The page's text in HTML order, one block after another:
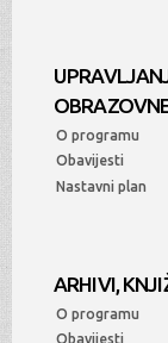
O programu
Obavijesti
Nastavni plan
ARHIVI,
O programu
Obavijesti